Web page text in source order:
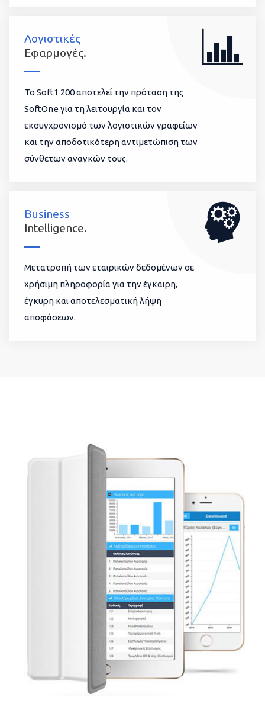
Λογιστικές
Εφαρμογές.
To Soft1 200 αποτελεί την πρόταση της
SoftOne για τη λειτουργία και τον
εκσυγχρονισμό των λογιστικών γραφείων
και την αποδοτικότερη αντιμετώπιση των
σύνθετων αναγκών τους.
Business
Intelligence.
Μετατροπή των εταιρικών δεδομένων σε
χρήσιμη πληροφορία για την έγκαιρη,
έγκυρη και αποτελεσματική λήψη
αποφάσεων.